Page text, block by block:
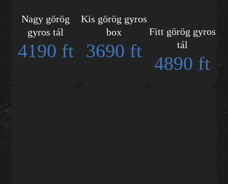
Nagy görög
gyros tál
4190 ft
Kis görög gyros
box
3690 ft
Fitt görög gyros
tál
4890 ft